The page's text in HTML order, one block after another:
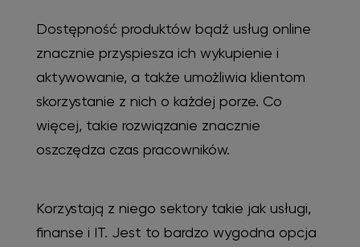
Dostępność produktów bądź usług online
znacznie przyspiesza ich wykupienie i
aktywowanie, a także umożliwia klientom
skorzystanie z nich o każdej porze. Co
więcej, takie rozwiązanie znacznie
oszczędza czas pracowników.
Korzystają z niego sektory takie jak usługi,
finanse i IT. Jest to bardzo wygodna opcja